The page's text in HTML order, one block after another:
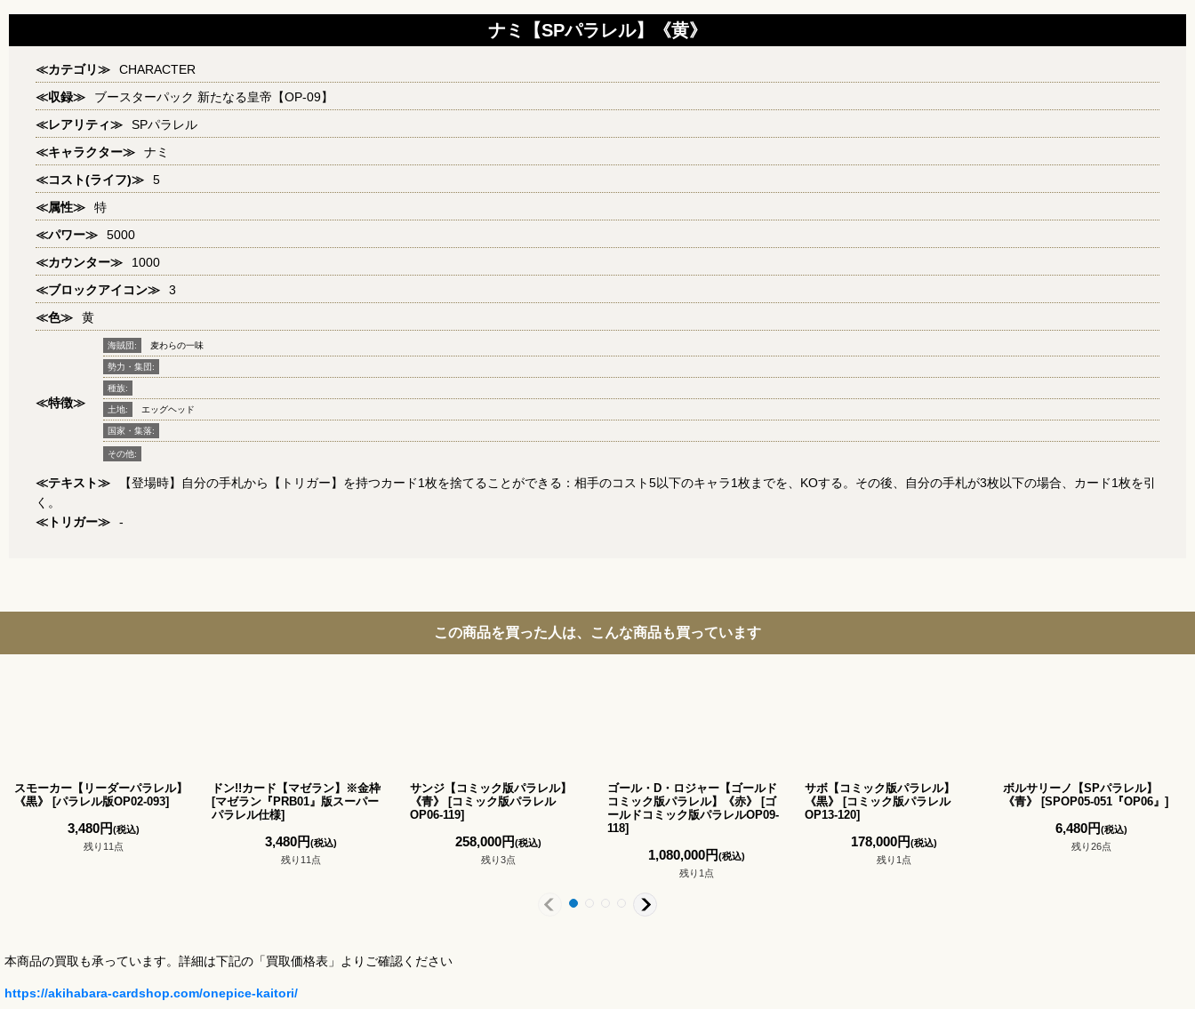
ナミ【SPパラレル】《黄》
≪カテゴリ≫
CHARACTER
≪収録≫
ブースターパック 新たなる皇帝【OP-09】
≪レアリティ≫
SPパラレル
≪キャラクター≫
ナミ
≪コスト(ライフ)≫
5
≪属性≫
特
≪パワー≫
5000
≪カウンター≫
1000
≪ブロックアイコン≫
3
≪色≫
黄
≪特徴≫
海賊団: 麦わらの一味
勢力・集団:
種族:
土地: エッグヘッド
国家・集落:
その他:
≪テキスト≫
【登場時】自分の手札から【トリガー】を持つカード1枚を捨てることができる：相手のコスト5以下のキャラ1枚までを、KOする。その後、自分の手札が3枚以下の場合、カード1枚を引
く。
≪トリガー≫
-
この商品を買った人は、こんな商品も買っています
スモーカー【リーダーパラレル】
《黒》
[パラレル版OP02-093]
3,480円(税込)
残り11点
ドン!!カード【マゼラン】※金枠
[マゼラン『PRB01』版スーパー
パラレル仕様]
3,480円(税込)
残り11点
サンジ【コミック版パラレル】
《青》
[コミック版パラレル
OP06-119]
258,000円(税込)
残り3点
ゴール・D・ロジャー【ゴールド
コミック版パラレル】《赤》
[ゴ
ールドコミック版パラレルOP09-
118]
1,080,000円(税込)
残り1点
サボ【コミック版パラレル】
《黒》
[コミック版パラレル
OP13-120]
178,000円(税込)
残り1点
ボルサリーノ【SPパラレル】
《青》
[SPOP05-051『OP06』 ]
6,480円(税込)
残り26点
本商品の買取も承っています。詳細は下記の「買取価格表」よりご確認ください
https://akihabara-cardshop.com/onepice-kaitori/